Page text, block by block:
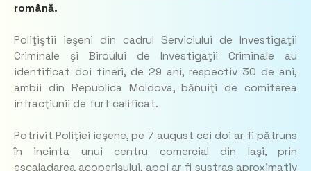
română.
Poliţiştii ieşeni din cadrul Serviciului de Investigaţii
Criminale şi Biroului de Investigaţii Criminale au
identificat doi tineri, de 29 ani, respectiv 30 de ani,
ambii din Republica Moldova, bănuiţi de comiterea
infracţiunii de furt calificat.
Potrivit Poliţiei ieşene, pe 7 august cei doi ar fi pătruns
în incinta unui centru comercial din Iaşi, prin
escaladarea acoperişului, apoi ar fi sustras aproximativ